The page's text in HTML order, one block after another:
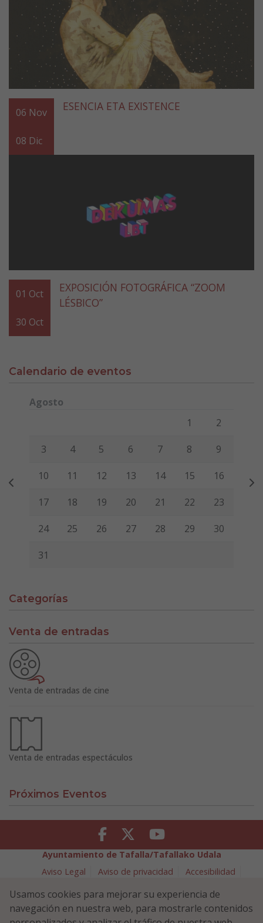
06 Nov
08 Dic
ESENCIA ETA EXISTENCE
01 Oct
30 Oct
EXPOSICIÓN FOTOGRÁFICA “ZOOM
LÉSBICO”
Calendario de eventos
Agosto
Viernes Sábado
1 2
3 4 5 6 7 8 9
10 11 12 13 14 15 16
17 18 19 20 21 22 23
24 25 26 27 28 29 30
31
Categorías
Venta de entradas
Venta de entradas de cine
Venta de entradas espectáculos
Próximos Eventos
Facebook Twitter Youtube
Ayuntamiento de Tafalla/Tafallako Udala
Aviso Legal
Aviso de privacidad
Accesibilidad
Política de Seguridad de la Información
Plaza Navarra 5 - 31300 Tafalla (NAVARRA)
948 70 18 11
Usamos cookies para mejorar su experiencia de
navegación en nuestra web, para mostrarle contenidos